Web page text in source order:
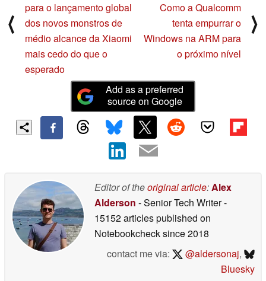
⟨
para o lançamento global
dos novos monstros de
médio alcance da Xiaomi
mais cedo do que o
esperado
Como a Qualcomm
tenta empurrar o
Windows na ARM para
o próximo nível
⟩
Add as a preferred
source on Google
Editor of theoriginal article: Alex
Alderson - Senior Tech Writer-
15152 articles published on
Notebookchecksince 2018
contact me via:
@aldersonaj,
Bluesky